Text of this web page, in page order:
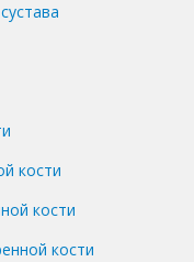
кости
кости
кости